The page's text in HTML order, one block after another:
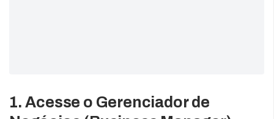
1. Acesse o Gerenciador de